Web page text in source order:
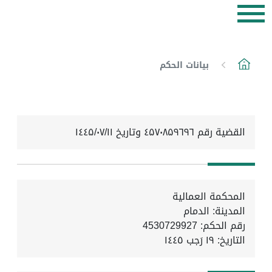
بيانات الحكم
القضية رقم ٤۵۷۰۸۵۹٦۹٦ وتاريخ ۱٤٤۵/۰۷/۱۱
المحكمة العمالية
المدينة: الدمام
رقم الحكم: 4530729927
التاريخ: ١٩ رَجب ١٤٤٥